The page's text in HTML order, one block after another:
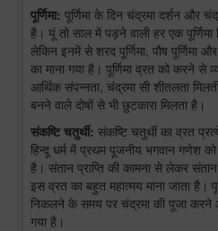
पूर्णिमा: पूर्णिमा के दिन चंद्रमा दर्शन और
है। यूं तो साल में पड़ने वाली हर एक पूर्णिमा
लेकिन इनमें से शरद पूर्णिमा, पौष पूर्णिमा
का माना गया है। पूर्णिमा व्रत को करने से
आर्थिक संपन्नता, चंद्रमा सी शीतलता
बनने वाले दोषों से भी छुटकारा मिलता है।
संकष्टि चतुर्थी: संकष्टि चतुर्थी का व्रत
हिन्दू धर्म में प्रथम पूजनीय भगवान गणेश को
है। संतान प्राप्ति की कामना से लेकर
इस व्रत का बहुत महात्मय माना जाता है।
निकलने के समय पर चंद्रमा की पूजा करने
गया है।